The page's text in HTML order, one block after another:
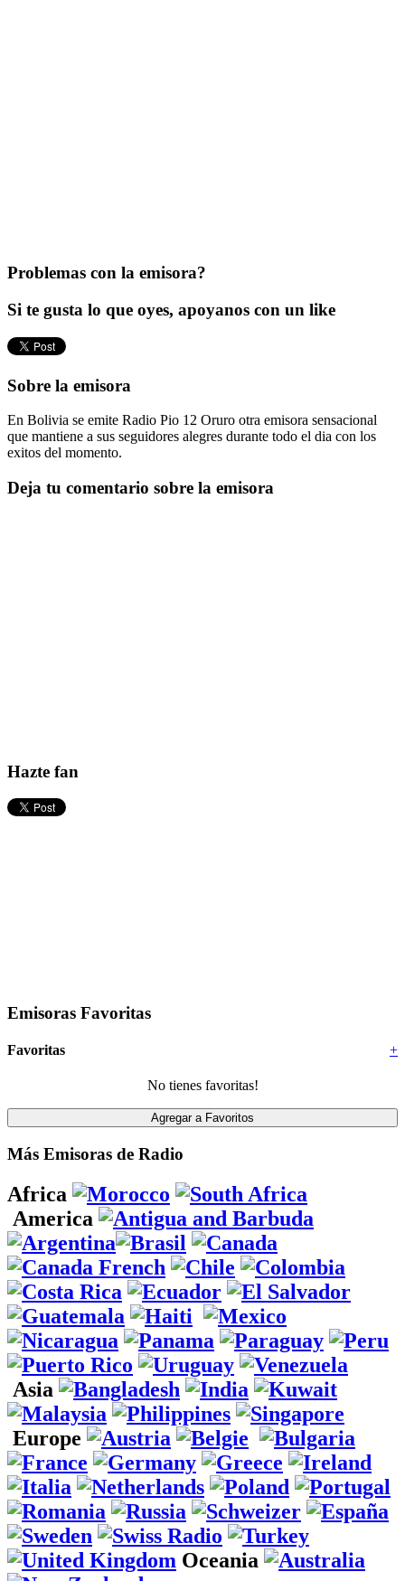
Problemas con la emisora?
Si te gusta lo que oyes, apoyanos con un like
Sobre la emisora
En Bolivia se emite Radio Pio 12 Oruro otra emisora sensacional
que mantiene a sus seguidores alegres durante todo el dia con los
exitos del momento.
Deja tu comentario sobre la emisora
Hazte fan
Emisoras Favoritas
+
Favoritas
No tienes favoritas!
Más Emisoras de Radio
Africa
America
Asia
Europe
Oceania